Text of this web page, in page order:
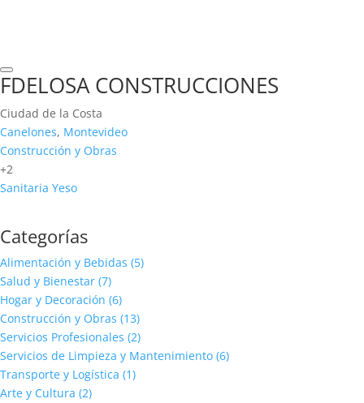
FDELOSA CONSTRUCCIONES
Ciudad de la Costa
Canelones, Montevideo
Construcción y Obras
+2
Sanitaria Yeso
Categorías
Alimentación y Bebidas (5)
Salud y Bienestar (7)
Hogar y Decoración (6)
Construcción y Obras (13)
Servicios Profesionales (2)
Servicios de Limpieza y Mantenimiento (6)
Transporte y Logística (1)
Arte y Cultura (2)